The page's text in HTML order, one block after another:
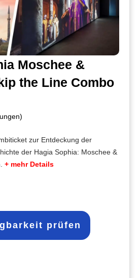
Moschee &
the Line Combo
zur Entdeckung der
der Hagia Sophia: Moschee &
+ mehr Details
prüfen